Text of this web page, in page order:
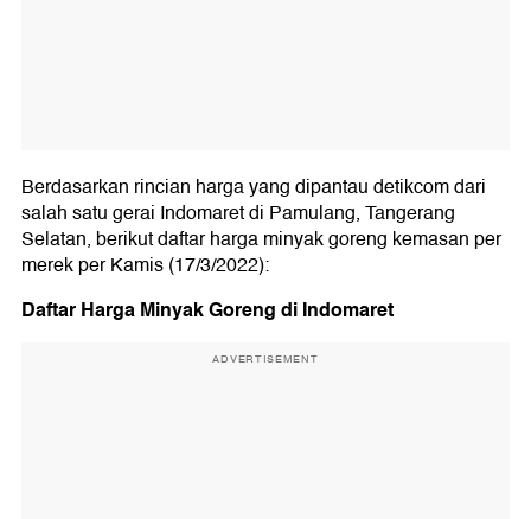
Berdasarkan rincian harga yang dipantau detikcom dari
salah satu gerai Indomaret di Pamulang, Tangerang
Selatan, berikut daftar harga minyak goreng kemasan per
merek per Kamis (17/3/2022):
Daftar Harga Minyak Goreng di Indomaret
ADVERTISEMENT